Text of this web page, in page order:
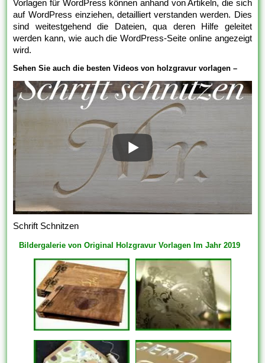
Vorlagen für WordPress können anhand von Artikeln, die sich
auf WordPress einziehen, detailliert verstanden werden. Dies
sind weitestgehend die Dateien, qua deren Hilfe geleitet
werden kann, wie auch die WordPress-Seite online angezeigt
wird.
Sehen Sie auch die besten Videos von holzgravur vorlagen –
Schrift Schnitzen
Bildergalerie von Original Holzgravur Vorlagen Im Jahr 2019